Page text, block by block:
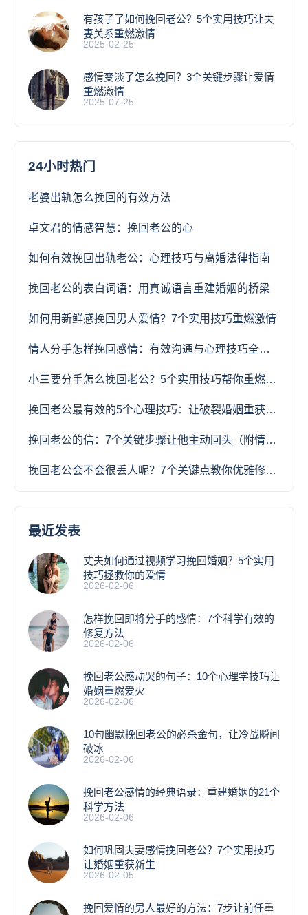
有孩子了如何挽回老公？5个实用技巧让夫
妻关系重燃激情
2025-02-25
感情变淡了怎么挽回？3个关键步骤让爱情
重燃激情
2025-07-25
24小时热门
老婆出轨怎么挽回的有效方法
卓文君的情感智慧：挽回老公的心
如何有效挽回出轨老公：心理技巧与离婚法律指南
挽回老公的表白词语：用真诚语言重建婚姻的桥梁
如何用新鲜感挽回男人爱情？7个实用技巧重燃激情
情人分手怎样挽回感情：有效沟通与心理技巧全攻略
小三要分手怎么挽回老公？5个实用技巧帮你重燃婚姻火花
挽回老公最有效的5个心理技巧：让破裂婚姻重获新生
挽回老公的信：7个关键步骤让他主动回头（附情感专家范文）
挽回老公会不会很丢人呢？7个关键点教你优雅修复婚姻
最近发表
丈夫如何通过视频学习挽回婚姻？5个实用
技巧拯救你的爱情
2026-02-06
怎样挽回即将分手的感情：7个科学有效的
修复方法
2026-02-06
挽回老公感动哭的句子：10个心理学技巧让
婚姻重燃爱火
2026-02-06
10句幽默挽回老公的必杀金句，让冷战瞬间
破冰
2026-02-06
挽回老公感情的经典语录：重建婚姻的21个
科学方法
2026-02-06
如何巩固夫妻感情挽回老公？7个实用技巧
让婚姻重获新生
2026-02-05
挽回爱情的男人最好的方法：7步让前任重